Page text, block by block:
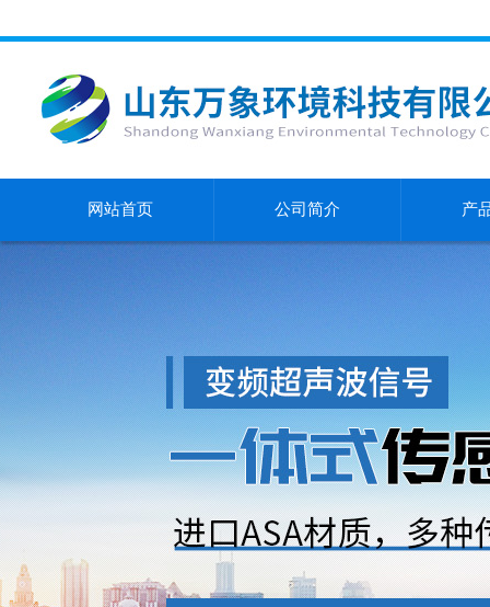
网站首页 公司简介 产